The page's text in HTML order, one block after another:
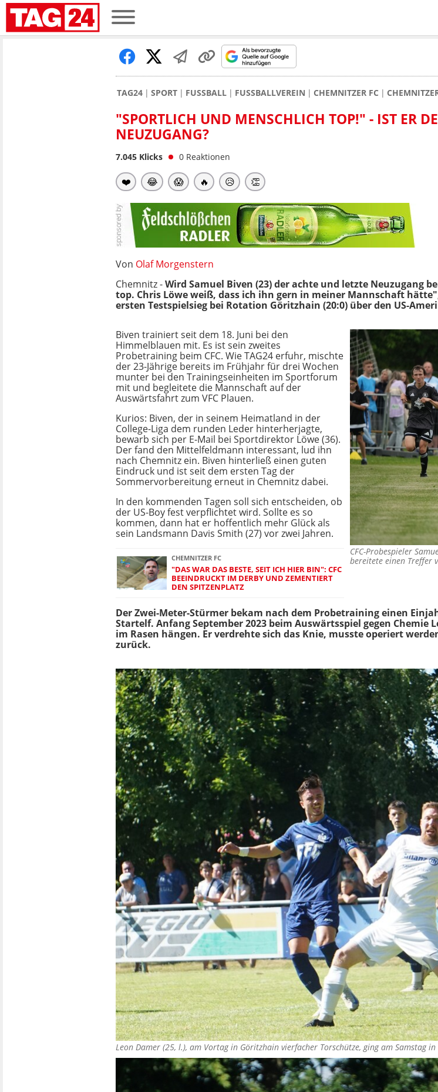
TAG24 SPORT FUSSBALL FUSSBALLVEREIN CHEMNITZER FC
"SPORTLICH UND MENSCHLICH TOP!" - IST ER
NEUZUGANG?
7.045 Klicks 0 Reaktionen
❤️ 😂 😱 🔥 😥 👏
Von Olaf Morgenstern
Chemnitz -Wird Samuel Biven (23) der achte und letzte Neuzugang
top. Chris Löwe weiß, dass ich ihn gern in meiner Mannschaft
ersten Testspielsieg bei Rotation Göritzhain (20:0) über den US-
CFC-Probespieler
bereitete einen Treffer
Biven trainiert seit dem 18. Juni bei den
Himmelblauen mit. Es ist sein zweites
Probetraining beim CFC. Wie TAG24 erfuhr, mischte
der 23-Jährige bereits im Frühjahr für drei Wochen
munter bei den Trainingseinheiten im Sportforum
mit und begleitete die Mannschaft auf der
Auswärtsfahrt zum VFC Plauen.
Kurios: Biven, der in seinem Heimatland in der
College-Liga dem runden Leder hinterherjagte,
bewarb sich per E-Mail bei Sportdirektor Löwe (36).
Der fand den Mittelfeldmann interessant, lud ihn
nach Chemnitz ein. Biven hinterließ einen guten
Eindruck und ist seit dem ersten Tag der
Sommervorbereitung erneut in Chemnitz dabei.
In den kommenden Tagen soll sich entscheiden, ob
der US-Boy fest verpflichtet wird. Sollte es so
kommen, dann hat er hoffentlich mehr Glück als
sein Landsmann Davis Smith (27) vor zwei Jahren.
CHEMNITZER FC
"DAS WAR DAS BESTE, SEIT ICH HIER BIN": CFC
BEEINDRUCKT IM DERBY UND ZEMENTIERT
DEN SPITZENPLATZ
Der Zwei-Meter-Stürmer bekam nach dem Probetraining einen
Startelf. Anfang September 2023 beim Auswärtsspiel gegen Chemie
im Rasen hängen. Er verdrehte sich das Knie, musste operiert
zurück.
Leon Damer (25, l.), am Vortag in Göritzhain vierfacher Torschütze, ging am Samstag